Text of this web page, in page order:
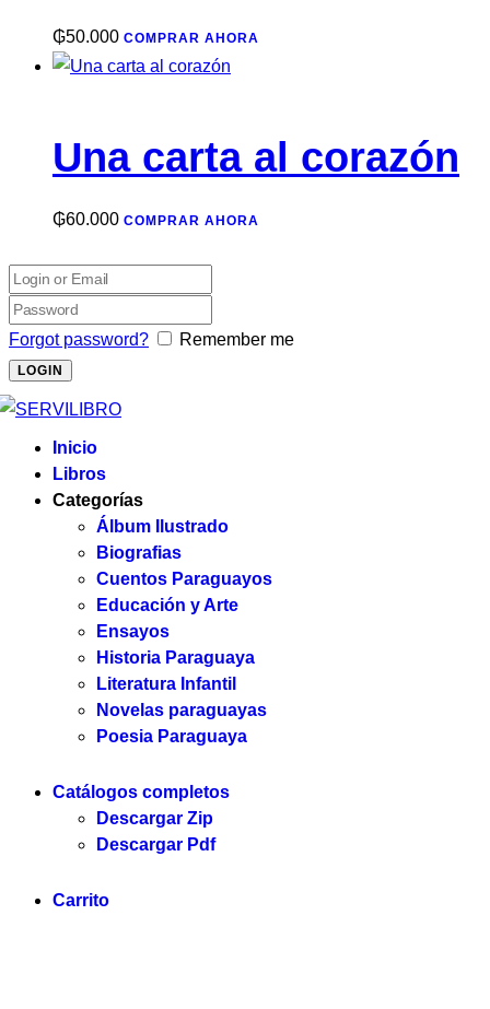
₲50.000 COMPRAR AHORA
Una carta al corazón
₲60.000 COMPRAR AHORA
Forgot password? Remember me
Inicio
Libros
Categorías
Álbum Ilustrado
Biografias
Cuentos Paraguayos
Educación y Arte
Ensayos
Historia Paraguaya
Literatura Infantil
Novelas paraguayas
Poesia Paraguaya
Catálogos completos
Descargar Zip
Descargar Pdf
Carrito